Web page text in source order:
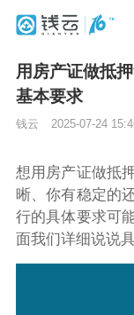
用房产证做抵
基本要求
钱云 2025-07-24
想用房产证做抵
晰、你有稳定的
行的具体要求可
面我们详细说说